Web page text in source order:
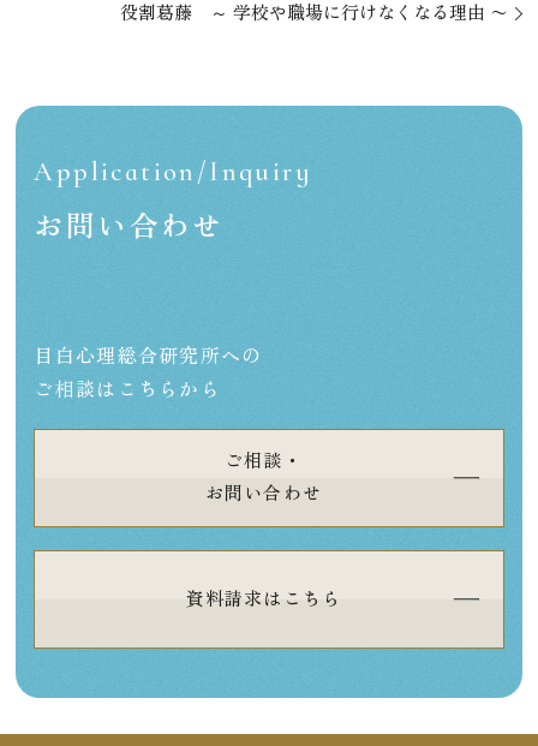
役割葛藤 ～ 学校や職場に行けなくなる理由 〜
Application/Inquiry
お問い合わせ
目白心理総合研究所への
ご相談はこちらから
ご相談・
お問い合わせ
資料請求はこちら